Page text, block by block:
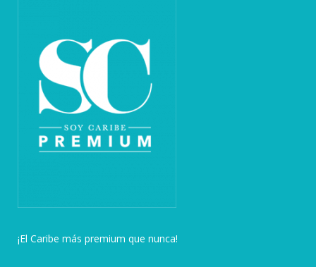
¡El Caribe más premium que nunca!